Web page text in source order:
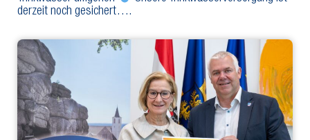
derzeit noch gesichert….